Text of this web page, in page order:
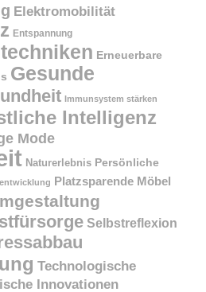
Elektromobilität
Entspannung
Erneuerbare
Gesunde
Immunsystem stärken
Intelligenz
Mode
Naturerlebnis Persönliche
Platzsparende Möbel
Selbstreflexion
Technologische
Innovationen